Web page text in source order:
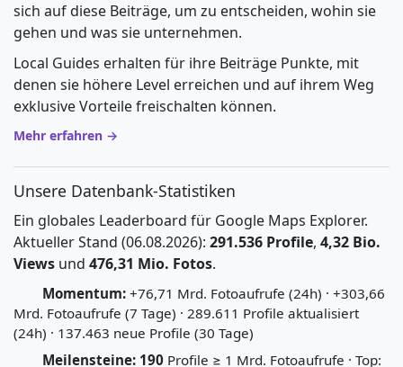
sich auf diese Beiträge, um zu entscheiden, wohin sie
gehen und was sie unternehmen.
Local Guides erhalten für ihre Beiträge Punkte, mit
denen sie höhere Level erreichen und auf ihrem Weg
exklusive Vorteile freischalten können.
Mehr erfahren →
Unsere Datenbank-Statistiken
Ein globales Leaderboard für Google Maps Explorer.
Aktueller Stand (06.08.2026): 291.536 Profile, 4,32 Bio.
Views und 476,31 Mio. Fotos.
Momentum: +76,71 Mrd. Fotoaufrufe (24h) · +303,66
Mrd. Fotoaufrufe (7 Tage) · 289.611 Profile aktualisiert
(24h) · 137.463 neue Profile (30 Tage)
Meilensteine: 190 Profile ≥ 1 Mrd. Fotoaufrufe · Top: